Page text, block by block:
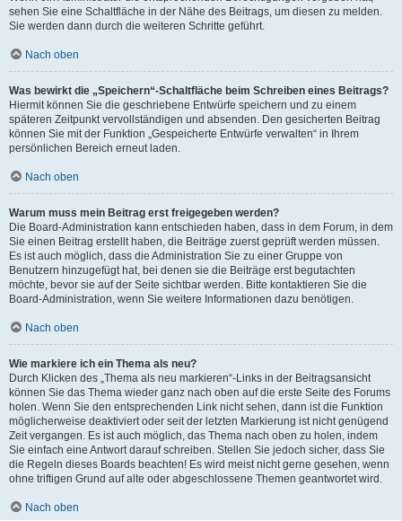
sehen Sie eine Schaltfläche in der Nähe des Beitrags, um diesen zu melden.
Sie werden dann durch die weiteren Schritte geführt.
Nach oben
Was bewirkt die „Speichern“-Schaltfläche beim Schreiben eines Beitrags?
Hiermit können Sie die geschriebene Entwürfe speichern und zu einem
späteren Zeitpunkt vervollständigen und absenden. Den gesicherten Beitrag
können Sie mit der Funktion „Gespeicherte Entwürfe verwalten“ in Ihrem
persönlichen Bereich erneut laden.
Nach oben
Warum muss mein Beitrag erst freigegeben werden?
Die Board-Administration kann entschieden haben, dass in dem Forum, in dem
Sie einen Beitrag erstellt haben, die Beiträge zuerst geprüft werden müssen.
Es ist auch möglich, dass die Administration Sie zu einer Gruppe von
Benutzern hinzugefügt hat, bei denen sie die Beiträge erst begutachten
möchte, bevor sie auf der Seite sichtbar werden. Bitte kontaktieren Sie die
Board-Administration, wenn Sie weitere Informationen dazu benötigen.
Nach oben
Wie markiere ich ein Thema als neu?
Durch Klicken des „Thema als neu markieren“-Links in der Beitragsansicht
können Sie das Thema wieder ganz nach oben auf die erste Seite des Forums
holen. Wenn Sie den entsprechenden Link nicht sehen, dann ist die Funktion
möglicherweise deaktiviert oder seit der letzten Markierung ist nicht genügend
Zeit vergangen. Es ist auch möglich, das Thema nach oben zu holen, indem
Sie einfach eine Antwort darauf schreiben. Stellen Sie jedoch sicher, dass Sie
die Regeln dieses Boards beachten! Es wird meist nicht gerne gesehen, wenn
ohne triftigen Grund auf alte oder abgeschlossene Themen geantwortet wird.
Nach oben